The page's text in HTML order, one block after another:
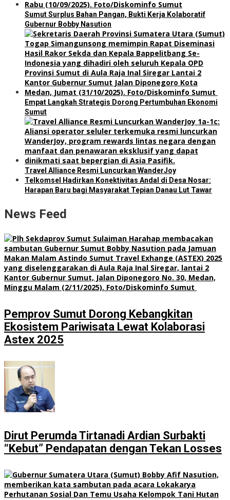
Sumut Surplus Bahan Pangan, Bukti Kerja Kolaboratif
Gubernur Bobby Nasution
Empat Langkah Strategis Dorong Pertumbuhan Ekonomi
Sumut
Travel Alliance Resmi Luncurkan WanderJoy
Telkomsel Hadirkan Konektivitas Andal di Desa Nosar:
Harapan Baru bagi Masyarakat Tepian Danau Lut Tawar
News Feed
Pemprov Sumut Dorong Kebangkitan
Ekosistem Pariwisata Lewat Kolaborasi
Astex 2025
Dirut Perumda Tirtanadi Ardian Surbakti
“Kebut” Pendapatan dengan Tekan Losses